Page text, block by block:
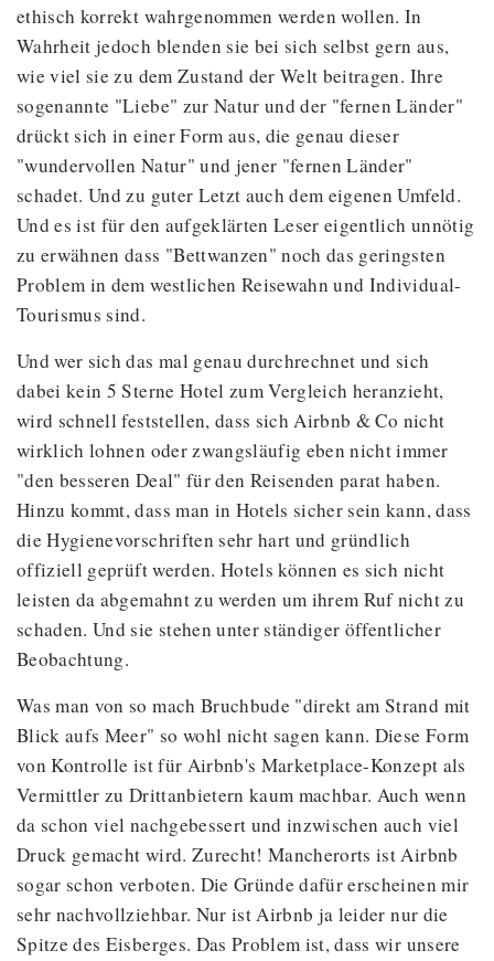
ethisch korrekt wahrgenommen werden wollen. In
Wahrheit jedoch blenden sie bei sich selbst gern aus,
wie viel sie zu dem Zustand der Welt beitragen. Ihre
sogenannte "Liebe" zur Natur und der "fernen Länder"
drückt sich in einer Form aus, die genau dieser
"wundervollen Natur" und jener "fernen Länder"
schadet. Und zu guter Letzt auch dem eigenen Umfeld.
Und es ist für den aufgeklärten Leser eigentlich unnötig
zu erwähnen dass "Bettwanzen" noch das geringsten
Problem in dem westlichen Reisewahn und Individual-
Tourismus sind.
Und wer sich das mal genau durchrechnet und sich
dabei kein 5 Sterne Hotel zum Vergleich heranzieht,
wird schnell feststellen, dass sich Airbnb & Co nicht
wirklich lohnen oder zwangsläufig eben nicht immer
"den besseren Deal" für den Reisenden parat haben.
Hinzu kommt, dass man in Hotels sicher sein kann, dass
die Hygienevorschriften sehr hart und gründlich
offiziell geprüft werden. Hotels können es sich nicht
leisten da abgemahnt zu werden um ihrem Ruf nicht zu
schaden. Und sie stehen unter ständiger öffentlicher
Beobachtung.
Was man von so mach Bruchbude "direkt am Strand mit
Blick aufs Meer" so wohl nicht sagen kann. Diese Form
von Kontrolle ist für Airbnb's Marketplace-Konzept als
Vermittler zu Drittanbietern kaum machbar. Auch wenn
da schon viel nachgebessert und inzwischen auch viel
Druck gemacht wird. Zurecht! Mancherorts ist Airbnb
sogar schon verboten. Die Gründe dafür erscheinen mir
sehr nachvollziehbar. Nur ist Airbnb ja leider nur die
Spitze des Eisberges. Das Problem ist, dass wir unsere